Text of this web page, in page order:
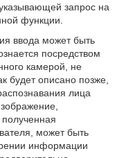
запрос на
функции.
ввода может быть
посредством
камерой, не
будет описано позже,
лица
может быть
информации